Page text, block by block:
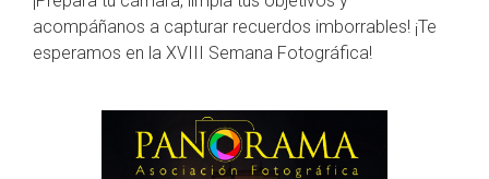
acompáñanos a capturar recuerdos imborrables! ¡Te
esperamos en la XVIII Semana Fotográfica!